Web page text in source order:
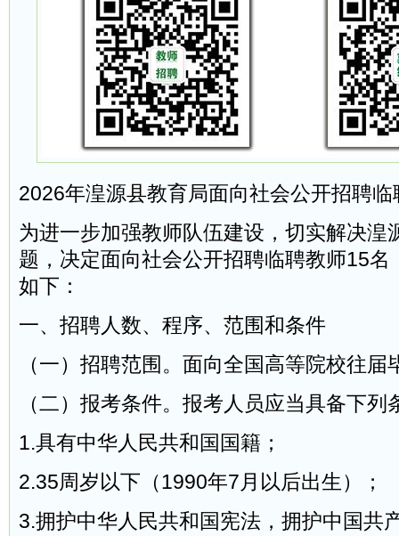
2026年湟源县教育局面向社会公开招聘临
为进一步加强教师队伍建设，切实解决湟
题，决定面向社会公开招聘临聘教师15名
如下：
一、招聘人数、程序、范围和条件
（一）招聘范围。面向全国高等院校往届
（二）报考条件。报考人员应当具备下列
1.具有中华人民共和国国籍；
2.35周岁以下（1990年7月以后出生）；
3.拥护中华人民共和国宪法，拥护中国共